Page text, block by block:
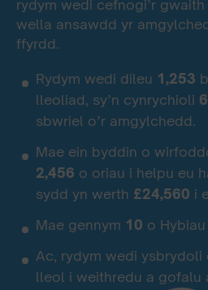
rydym wedi cefnogi’r
wella ansawdd yr
ffyrdd.
Rydym wedi dileu 1,253
lleoliad, sy’n cynrychioli
sbwriel o’r amgylchedd.
Mae ein byddin o
2,456 o oriau i helpu eu
sydd yn werth £24,560 i
Mae gennym 10 o
Ac, rydym wedi ysbrydoli
lleol i weithredu a gofalu